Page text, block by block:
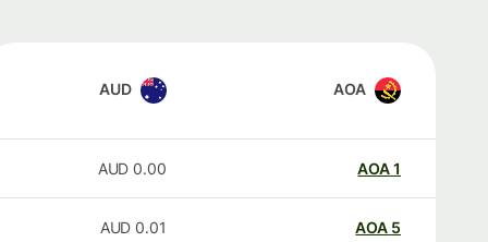
AOA
AUD
AOA
0.00
AUD
AOA
0.01
AUD